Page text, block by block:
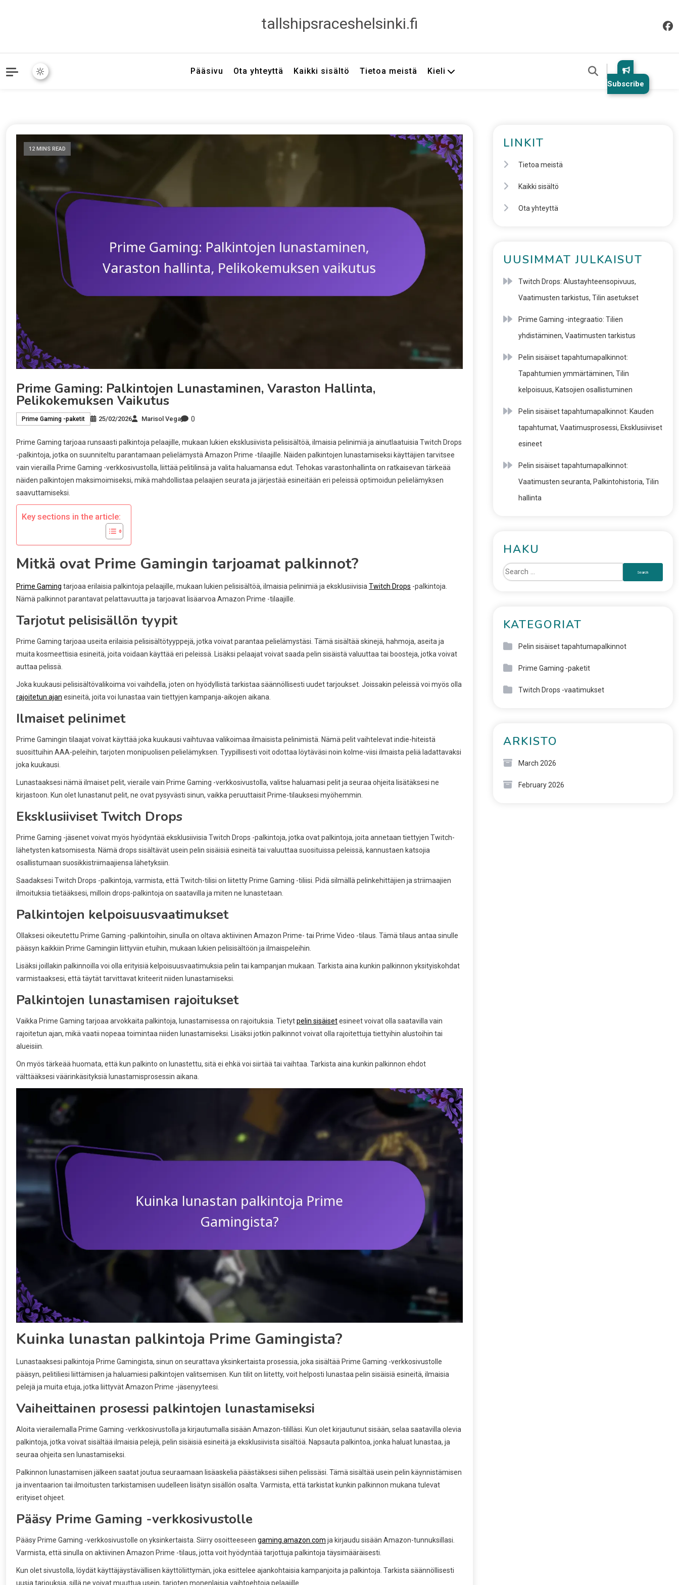
tallshipsraceshelsinki.fi
Pääsivu Ota yhteyttä Kaikki sisältö Tietoa meistä Kieli
Subscribe
12 MINS READ
Prime Gaming: Palkintojen Lunastaminen, Varaston Hallinta,
Pelikokemuksen Vaikutus
Prime Gaming -paketit 25/02/2026 Marisol Vega 0
Prime Gaming tarjoaa runsaasti palkintoja pelaajille, mukaan lukien eksklusiivista pelisisältöä, ilmaisia pelinimiä ja ainutlaatuisia Twitch Drops
-palkintoja, jotka on suunniteltu parantamaan pelielämystä Amazon Prime -tilaajille. Näiden palkintojen lunastamiseksi käyttäjien tarvitsee
vain vierailla Prime Gaming -verkkosivustolla, liittää pelitilinsä ja valita haluamansa edut. Tehokas varastonhallinta on ratkaisevan tärkeää
näiden palkintojen maksimoimiseksi, mikä mahdollistaa pelaajien seurata ja järjestää esineitään eri peleissä optimoidun pelielämyksen
saavuttamiseksi.
Key sections in the article:
Mitkä ovat Prime Gamingin tarjoamat palkinnot?
Prime Gaming tarjoaa erilaisia palkintoja pelaajille, mukaan lukien pelisisältöä, ilmaisia pelinimiä ja eksklusiivisia Twitch Drops -palkintoja.
Nämä palkinnot parantavat pelattavuutta ja tarjoavat lisäarvoa Amazon Prime -tilaajille.
Tarjotut pelisisällön tyypit
Prime Gaming tarjoaa useita erilaisia pelisisältötyyppejä, jotka voivat parantaa pelielämystäsi. Tämä sisältää skinejä, hahmoja, aseita ja
muita kosmeettisia esineitä, joita voidaan käyttää eri peleissä. Lisäksi pelaajat voivat saada pelin sisäistä valuuttaa tai boosteja, jotka voivat
auttaa pelissä.
Joka kuukausi pelisisältövalikoima voi vaihdella, joten on hyödyllistä tarkistaa säännöllisesti uudet tarjoukset. Joissakin peleissä voi myös olla
rajoitetun ajan esineitä, joita voi lunastaa vain tiettyjen kampanja-aikojen aikana.
Ilmaiset pelinimet
Prime Gamingin tilaajat voivat käyttää joka kuukausi vaihtuvaa valikoimaa ilmaisista pelinimistä. Nämä pelit vaihtelevat indie-hiteistä
suosittuihin AAA-peleihin, tarjoten monipuolisen pelielämyksen. Tyypillisesti voit odottaa löytäväsi noin kolme-viisi ilmaista peliä ladattavaksi
joka kuukausi.
Lunastaaksesi nämä ilmaiset pelit, vieraile vain Prime Gaming -verkkosivustolla, valitse haluamasi pelit ja seuraa ohjeita lisätäksesi ne
kirjastoon. Kun olet lunastanut pelit, ne ovat pysyvästi sinun, vaikka peruuttaisit Prime-tilauksesi myöhemmin.
Eksklusiiviset Twitch Drops
Prime Gaming -jäsenet voivat myös hyödyntää eksklusiivisia Twitch Drops -palkintoja, jotka ovat palkintoja, joita annetaan tiettyjen Twitch-
lähetysten katsomisesta. Nämä drops sisältävät usein pelin sisäisiä esineitä tai valuuttaa suosituissa peleissä, kannustaen katsojia
osallistumaan suosikkistriimaajiensa lähetyksiin.
Saadaksesi Twitch Drops -palkintoja, varmista, että Twitch-tilisi on liitetty Prime Gaming -tiliisi. Pidä silmällä pelinkehittäjien ja striimaajien
ilmoituksia tietääksesi, milloin drops-palkintoja on saatavilla ja miten ne lunastetaan.
Palkintojen kelpoisuusvaatimukset
Ollaksesi oikeutettu Prime Gaming -palkintoihin, sinulla on oltava aktiivinen Amazon Prime- tai Prime Video -tilaus. Tämä tilaus antaa sinulle
pääsyn kaikkiin Prime Gamingiin liittyviin etuihin, mukaan lukien pelisisältöön ja ilmaispeleihin.
Lisäksi joillakin palkinnoilla voi olla erityisiä kelpoisuusvaatimuksia pelin tai kampanjan mukaan. Tarkista aina kunkin palkinnon yksityiskohdat
varmistaaksesi, että täytät tarvittavat kriteerit niiden lunastamiseksi.
Palkintojen lunastamisen rajoitukset
Vaikka Prime Gaming tarjoaa arvokkaita palkintoja, lunastamisessa on rajoituksia. Tietytpelin sisäisetesineet voivat olla saatavilla vain
rajoitetun ajan, mikä vaatii nopeaa toimintaa niiden lunastamiseksi. Lisäksi jotkin palkinnot voivat olla rajoitettuja tiettyihin alustoihin tai
alueisiin.
On myös tärkeää huomata, että kun palkinto on lunastettu, sitä ei ehkä voi siirtää tai vaihtaa. Tarkista aina kunkin palkinnon ehdot
välttääksesi väärinkäsityksiä lunastamisprosessin aikana.
Kuinka lunastan palkintoja Prime Gamingista?
Lunastaaksesi palkintoja Prime Gamingista, sinun on seurattava yksinkertaista prosessia, joka sisältää Prime Gaming -verkkosivustolle
pääsyn, pelitiliesi liittämisen ja haluamiesi palkintojen valitsemisen. Kun tilit on liitetty, voit helposti lunastaa pelin sisäisiä esineitä, ilmaisia
pelejä ja muita etuja, jotka liittyvät Amazon Prime -jäsenyyteesi.
Vaiheittainen prosessi palkintojen lunastamiseksi
Aloita vierailemalla Prime Gaming -verkkosivustolla ja kirjautumalla sisään Amazon-tililläsi. Kun olet kirjautunut sisään, selaa saatavilla olevia
palkintoja, jotka voivat sisältää ilmaisia pelejä, pelin sisäisiä esineitä ja eksklusiivista sisältöä. Napsauta palkintoa, jonka haluat lunastaa, ja
seuraa ohjeita sen lunastamiseksi.
Palkinnon lunastamisen jälkeen saatat joutua seuraamaan lisäaskelia päästäksesi siihen pelissäsi. Tämä sisältää usein pelin käynnistämisen
ja inventaarion tai ilmoitusten tarkistamisen uudelleen lisätyn sisällön osalta. Varmista, että tarkistat kunkin palkinnon mukana tulevat
erityiset ohjeet.
Pääsy Prime Gaming -verkkosivustolle
Pääsy Prime Gaming -verkkosivustolle on yksinkertaista. Siirry osoitteeseen gaming.amazon.com ja kirjaudu sisään Amazon-tunnuksillasi.
Varmista, että sinulla on aktiivinen Amazon Prime -tilaus, jotta voit hyödyntää tarjottuja palkintoja täysimääräisesti.
Kun olet sivustolla, löydät käyttäjäystävällisen käyttöliittymän, joka esittelee ajankohtaisia kampanjoita ja palkintoja. Tarkista säännöllisesti
uusia tarjouksia, sillä ne voivat muuttua usein, tarjoten monenlaisia vaihtoehtoja pelaajille.
LINKIT
Tietoa meistä
Kaikki sisältö
Ota yhteyttä
UUSIMMAT JULKAISUT
Twitch Drops: Alustayhteensopivuus,
Vaatimusten tarkistus, Tilin asetukset
Prime Gaming -integraatio: Tilien
yhdistäminen, Vaatimusten tarkistus
Pelin sisäiset tapahtumapalkinnot:
Tapahtumien ymmärtäminen, Tilin
kelpoisuus, Katsojien osallistuminen
Pelin sisäiset tapahtumapalkinnot: Kauden
tapahtumat, Vaatimusprosessi, Eksklusiiviset
esineet
Pelin sisäiset tapahtumapalkinnot:
Vaatimusten seuranta, Palkintohistoria, Tilin
hallinta
HAKU
KATEGORIAT
Pelin sisäiset tapahtumapalkinnot
Prime Gaming -paketit
Twitch Drops -vaatimukset
ARKISTO
March 2026
February 2026